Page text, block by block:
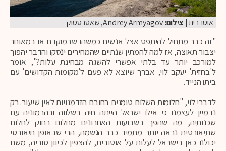
אוטו-בית| צילום:Andrey Armyagov, שאטרסטוק
"זה כבר מתחיל להיתפס אצל אנשים כמשהו שבמוקדם או במאוחר
יצבור תאוצה, אז למה להמתין שנתיים שהמחירים ינסקו והדבר יהפוך
למורכב יותר עד בלתי אפשרי להשגה מבחינת עלות?", אומר
ל'בחזית' יעקב לוי, אברך שיוצא לא פעם ל'מקומות הקדושים' עם
ביתו הנייד.
לדברי לוי, "חלומות השלום טומנים בחובם הזדמנויות לאין שיעור. רק
נדמיין לעצמנו כי אילו ישראל הייתה חיה בשלווה ובהרמוניה עם
שכנותיה, מה שהפך בשבועות האחרונים מחלום רחוק לחלום
שתיאורטית נראה יותר מתמיד כבר הגשמה, הרי שבאופן תיאורטי
יכולנו כאן בישראל לעלות על אוטובית, להצפין לכיוון סוריה, משם